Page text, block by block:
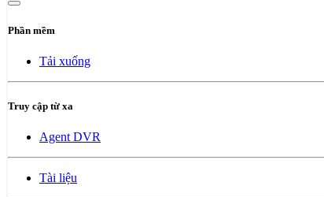
Phần mềm
Tải xuống
Truy cập từ xa
Agent DVR
Tài liệu